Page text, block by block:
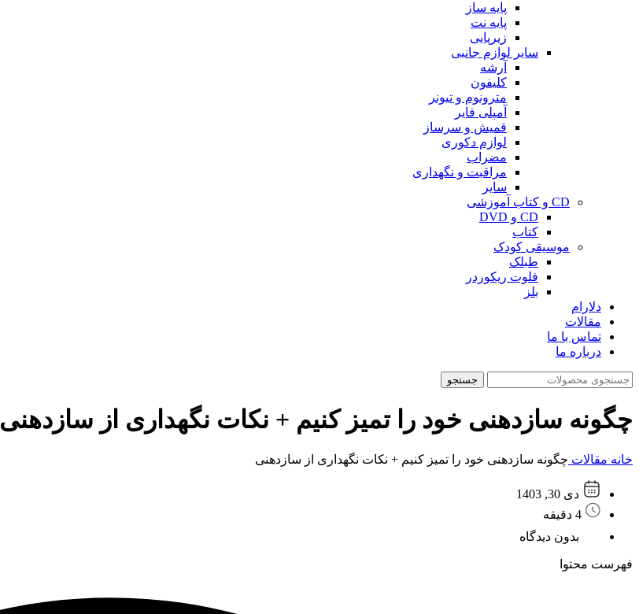
پایه ساز
پایه نت
زیرپایی
سایر لوازم جانبی
آرشه
کلیفون
مترونوم و تیونر
آمپلی فایر
قمیش و سرساز
لوازم دکوری
مضراب
مراقبت و نگهداری
سایر
CD و کتاب آموزشی
CD و DVD
کتاب
موسیقی کودک
طبلک
فلوت ریکوردر
بلز
دلارام
مقالات
تماس با ما
درباره ما
جستجو
چگونه سازدهنی خود را تمیز کنیم + نکات نگهداری از سازدهنی
خانه مقالات چگونه سازدهنی خود را تمیز کنیم + نکات نگهداری از سازدهنی
دی 30, 1403
4 دقیقه
بدون دیدگاه
فهرست محتوا